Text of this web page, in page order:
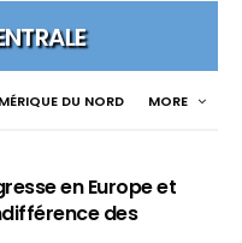
DU NORD MORE
en Europe et
des